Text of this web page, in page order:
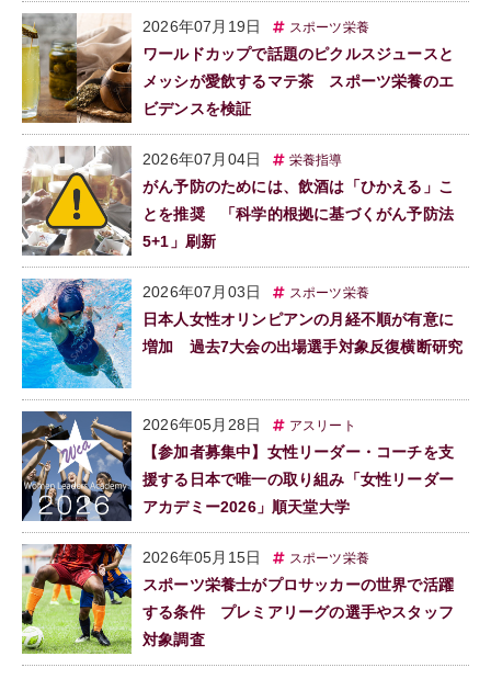
2026年07月19日 スポーツ栄養
ワールドカップで話題のピクルスジュースと
メッシが愛飲するマテ茶 スポーツ栄養のエ
ビデンスを検証
2026年07月04日 栄養指導
がん予防のためには、飲酒は「ひかえる」こ
とを推奨 「科学的根拠に基づくがん予防法
5+1」刷新
2026年07月03日 スポーツ栄養
日本人女性オリンピアンの月経不順が有意に
増加 過去7大会の出場選手対象反復横断研究
2026年05月28日 アスリート
【参加者募集中】女性リーダー・コーチを支
援する日本で唯一の取り組み「女性リーダー
アカデミー2026」順天堂大学
2026年05月15日 スポーツ栄養
スポーツ栄養士がプロサッカーの世界で活躍
する条件 プレミアリーグの選手やスタッフ
対象調査